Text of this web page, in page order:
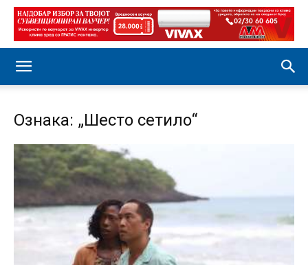
Ознака: „Шесто сетило“